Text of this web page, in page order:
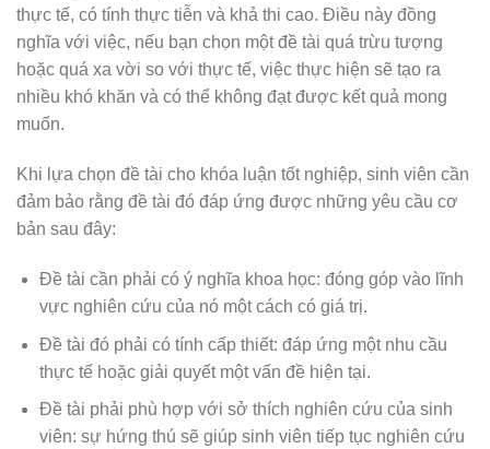
thực tế, có tính thực tiễn và khả thi cao. Điều này đồng
nghĩa với việc, nếu bạn chọn một đề tài quá trừu tượng
hoặc quá xa vời so với thực tế, việc thực hiện sẽ tạo ra
nhiều khó khăn và có thể không đạt được kết quả mong
muốn.
Khi lựa chọn đề tài cho khóa luận tốt nghiệp, sinh viên cần
đảm bảo rằng đề tài đó đáp ứng được những yêu cầu cơ
bản sau đây:
Đề tài cần phải có ý nghĩa khoa học: đóng góp vào lĩnh
vực nghiên cứu của nó một cách có giá trị.
Đề tài đó phải có tính cấp thiết: đáp ứng một nhu cầu
thực tế hoặc giải quyết một vấn đề hiện tại.
Đề tài phải phù hợp với sở thích nghiên cứu của sinh
viên: sự hứng thú sẽ giúp sinh viên tiếp tục nghiên cứu